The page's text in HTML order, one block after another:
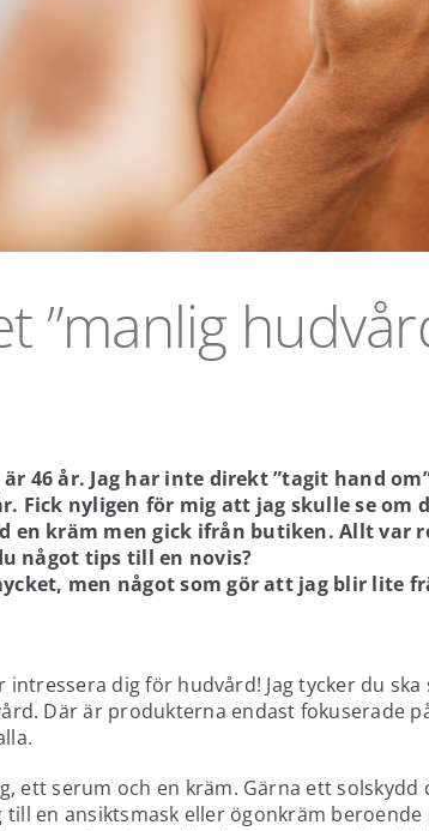
”manlig
är 46 år. Jag har inte direkt ”tagit hand
Fick nyligen för mig att jag skulle se
en kräm men gick ifrån butiken. Allt var
något tips till en novis?
men något som gör att jag blir lite
dig för hudvård! Jag tycker du
Där är produkterna endast fokuserade
ett serum och en kräm. Gärna ett
till en ansiktsmask eller ögonkräm